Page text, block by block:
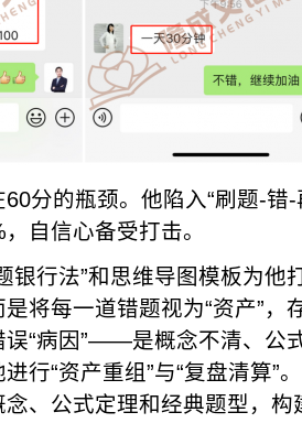
分的瓶颈。他陷入“刷题-错
自信心备受打击。
银行法”和思维导图模板为他
将每一道错题视为“资产”，
误“病因”——是概念不清、公
行“资产重组”与“复盘清算”
、公式定理和经典题型，